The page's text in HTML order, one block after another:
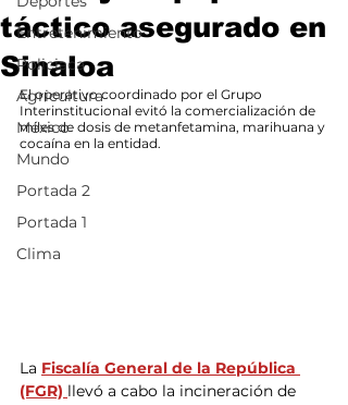
Entretenimiento
Policiaca
Agricultura
México
Mundo
Portada 2
Portada 1
Clima
táctico asegurado en
Sinaloa
El operativo coordinado por el Grupo
Interinstitucional evitó la comercialización de
miles de dosis de metanfetamina, marihuana y
cocaína en la entidad.
La Fiscalía General de la República
(FGR) llevó a cabo la incineración de